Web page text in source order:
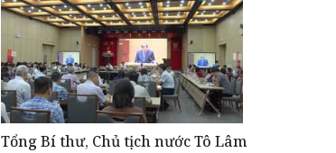
Tổng Bí thư, Chủ tịch nước Tô Lâm